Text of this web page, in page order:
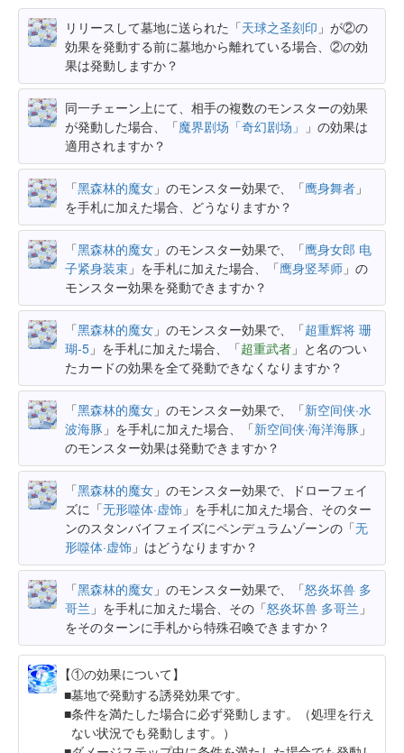
リリースして墓地に送られた「天球之圣刻印 」が②の
効果を発動する前に墓地から離れている場合、②の効
果は発動しますか？
同一チェーン上にて、相手の複数のモンスターの効果
が発動した場合、「魔界剧场「奇幻剧场」
」の効果は
適用されますか？
「黑森林的魔女 」のモンスター効果で、「鹰身舞者 」
を手札に加えた場合、どうなりますか？
「黑森林的魔女 」のモンスター効果で、「鹰身女郎 电
子紧身装束 」を手札に加えた場合、「鹰身竖琴师 」の
モンスター効果を発動できますか？
「黑森林的魔女 」のモンスター効果で、「超重辉将 珊
瑚-5 」を手札に加えた場合、「超重武者 」と名のつい
たカードの効果を全て発動できなくなりますか？
「黑森林的魔女 」のモンスター効果で、「新空间侠·水
波海豚 」を手札に加えた場合、「新空间侠·海洋海豚 」
のモンスター効果は発動できますか？
「黑森林的魔女 」のモンスター効果で、ドローフェイ
ズに「无形噬体·虚饰 」を手札に加えた場合、そのター
ンのスタンバイフェイズにペンデュラムゾーンの「无
形噬体·虚饰 」はどうなりますか？
「黑森林的魔女 」のモンスター効果で、「怒炎坏兽 多
哥兰 」を手札に加えた場合、その「怒炎坏兽 多哥兰 」
をそのターンに手札から特殊召喚できますか？
【①の効果について】
墓地で発動する誘発効果です。
条件を満たした場合に必ず発動します。（処理を行え
ない状況でも発動します。）